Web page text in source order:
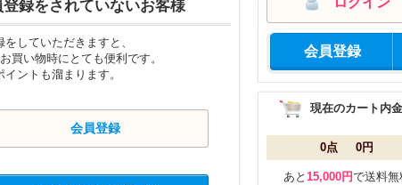
会員登録
現在のカート内
0点 0円
あと 15,000円で送料無
登録をされていないお客様
をしていただきますと、
買い物時にとても便利です。
イントも溜まります。
会員登録